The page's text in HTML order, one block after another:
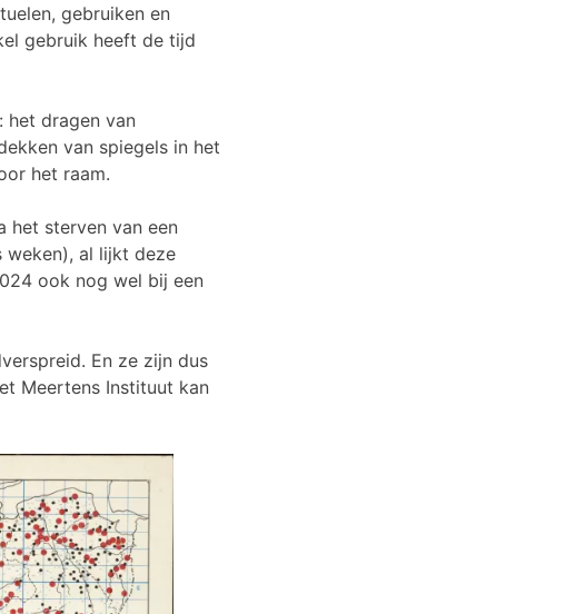
gebruiken en
gebruik heeft de tijd
het dragen van
van spiegels in het
het raam.
het sterven van een
weken), al lijkt deze
ook nog wel bij een
En ze zijn dus
Meertens Instituut kan